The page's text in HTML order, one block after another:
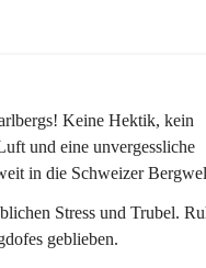
Keine Hektik, kein
und eine unvergessliche
in die Schweizer
Stress und Trubel.
geblieben.